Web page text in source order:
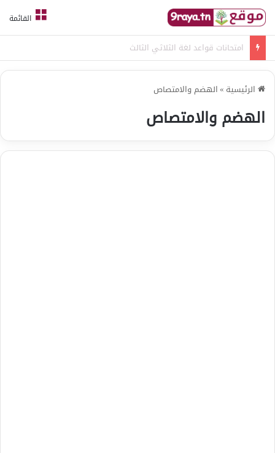
القائمة
امتحانات قواعد لغة الثلاثي الثالث
الرئيسية »الهضم والامتصاص
الهضم والامتصاص